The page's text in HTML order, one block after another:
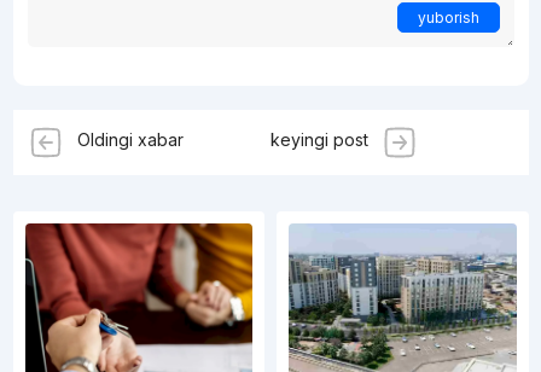
yuborish
Oldingi xabar keyingi post